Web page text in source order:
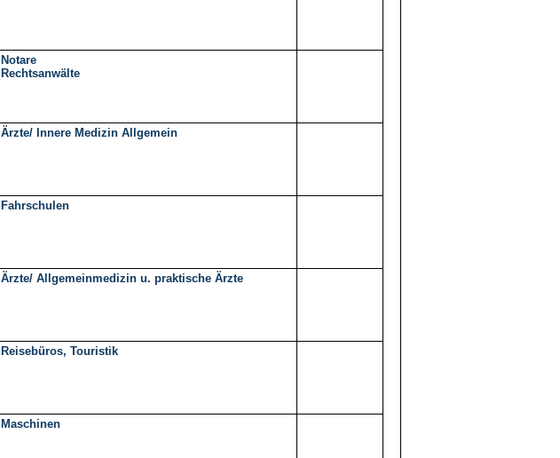
Notare
Rechtsanwälte
Ärzte/ Innere Medizin Allgemein
Fahrschulen
Ärzte/ Allgemeinmedizin u. praktische Ärzte
Reisebüros, Touristik
Maschinen